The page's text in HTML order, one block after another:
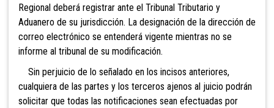
Regional deberá registrar ante el Tribunal Tributario y
Aduanero de su jurisdicción. La designación de la dirección de
correo electrónico se entenderá vigente mientras no se
informe al tribunal de su modificación.
Sin perjuicio de lo señalado en los incisos anteriores,
cualquiera de las partes y los terceros ajenos al juicio podrán
solicitar que todas las notificaciones sean efectuadas por